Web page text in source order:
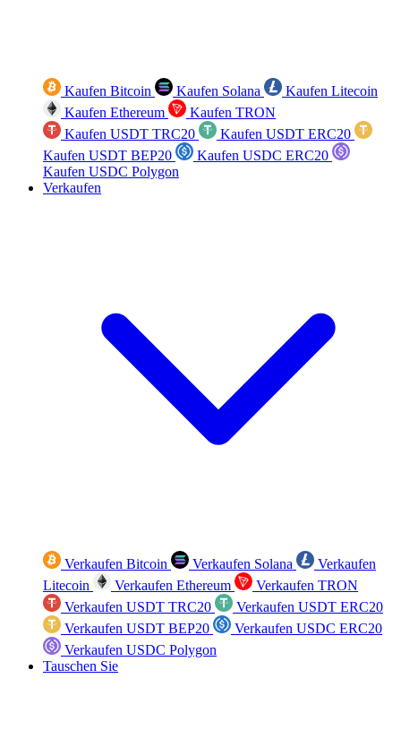
Kaufen Bitcoin Kaufen Solana
Kaufen Litecoin
Kaufen Ethereum
Kaufen TRON
Kaufen USDT TRC20
Kaufen USDT ERC20
Kaufen USDT BEP20
Kaufen USDC ERC20
Kaufen USDC Polygon
Verkaufen
Verkaufen Bitcoin Verkaufen Solana
Verkaufen
Litecoin
Verkaufen Ethereum
Verkaufen TRON
Verkaufen USDT TRC20
Verkaufen USDT ERC20
Verkaufen USDT BEP20
Verkaufen USDC ERC20
Verkaufen USDC Polygon
Tauschen Sie